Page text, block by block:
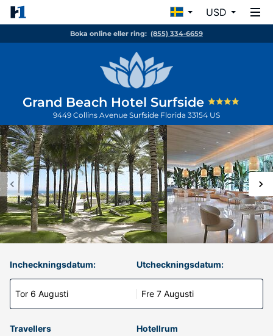
USD
Boka online eller ring: (855) 334-6659
Grand Beach Hotel Surfside
9449 Collins Avenue Surfside Florida 33154 US
Incheckningsdatum:
Tor 6 Augusti
Utcheckningsdatum:
Fre 7 Augusti
Travellers Hotellrum